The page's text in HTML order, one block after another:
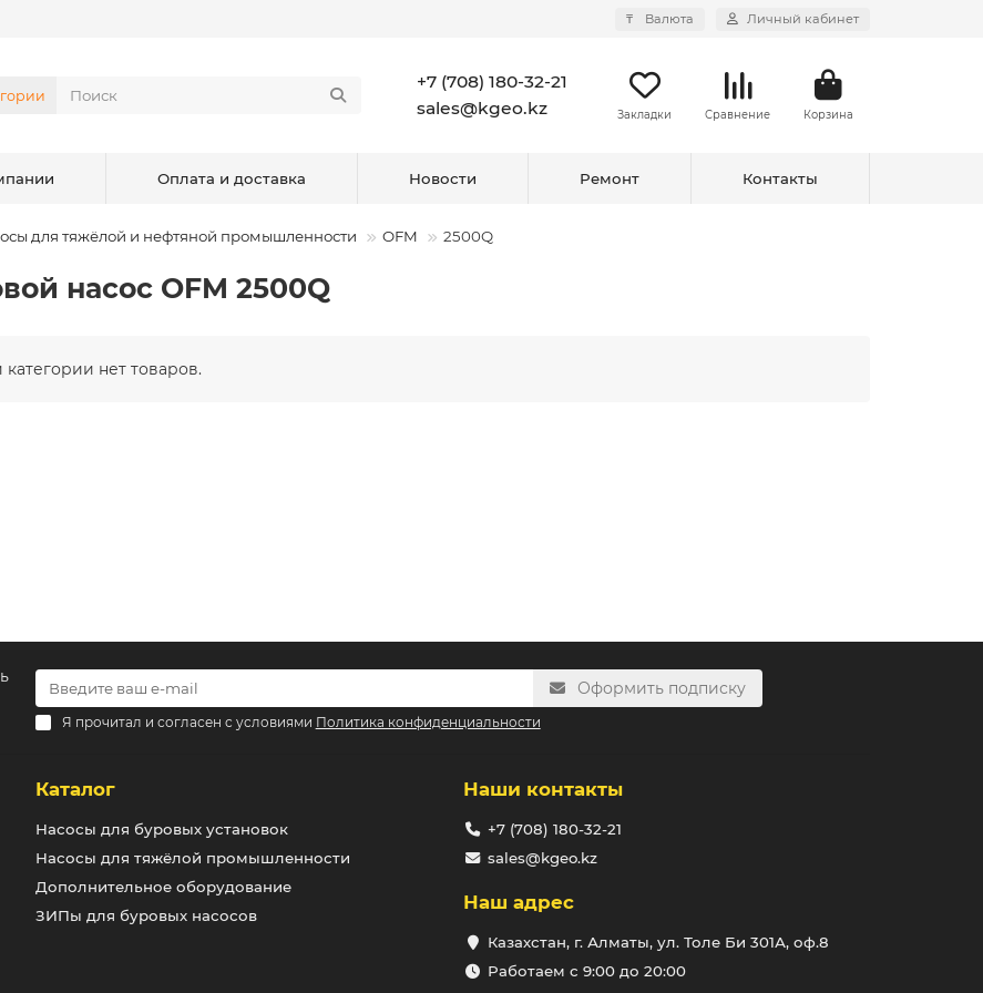
₸ Валюта Личный кабинет
+7 (708) 180-32-21
sales@kgeo.kz
Закладки Сравнение Корзина
Оплата и доставка Новости Ремонт Контакты
для тяжёлой и нефтяной промышленности OFM 2500Q
насос OFM 2500Q
категории нет товаров.
Оформить подписку
Я прочитал и согласен с условиями Политика конфиденциальности
Каталог
Насосы для буровых установок
Насосы для тяжёлой промышленности
Дополнительное оборудование
ЗИПы для буровых насосов
Наши контакты
+7 (708) 180-32-21
sales@kgeo.kz
Наш адрес
Казахстан, г. Алматы, ул. Толе Би 301А, оф.8
Работаем с 9:00 до 20:00